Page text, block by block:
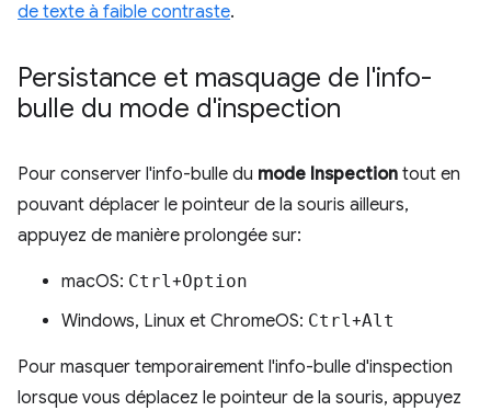
de texte à faible contraste.
Persistance et masquage de l'info-
bulle du mode d'inspection
Pour conserver l'info-bulle du mode Inspection tout en
pouvant déplacer le pointeur de la souris ailleurs,
appuyez de manière prolongée sur:
macOS: Ctrl+Option
Windows, Linux et ChromeOS: Ctrl+Alt
Pour masquer temporairement l'info-bulle d'inspection
lorsque vous déplacez le pointeur de la souris, appuyez